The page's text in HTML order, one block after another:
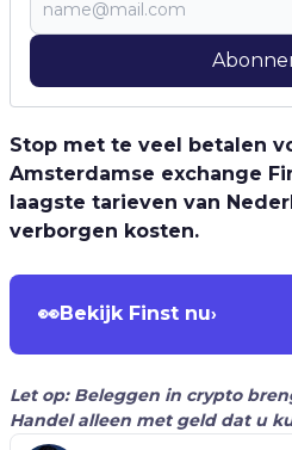
Stop met te veel betalen
Amsterdamse exchange
laagste tarieven van
verborgen kosten.
👀Bekijk Finst nu›
Let op: Beleggen in crypto
Handel alleen met geld dat u